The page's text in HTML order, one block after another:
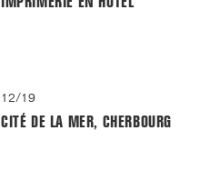
12/19
CITÉ DE LA MER, CHERBOURG